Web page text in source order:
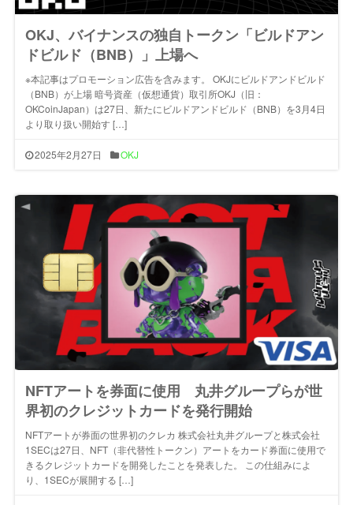
OKJ、バイナンスの独自トークン「ビルドアン
ドビルド（BNB）」上場へ
※本記事はプロモーション広告を含みます。 OKJにビルドアンドビルド
（BNB）が上場 暗号資産（仮想通貨）取引所OKJ（旧：
OKCoinJapan）は27日、新たにビルドアンドビルド（BNB）を3月4日
より取り扱い開始す […]
2025年2月27日 OKJ
NFTアートを券面に使用 丸井グループらが世
界初のクレジットカードを発行開始
NFTアートが券面の世界初のクレカ 株式会社丸井グループと株式会社
1SECは27日、NFT（非代替性トークン）アートをカード券面に使用で
きるクレジットカードを開発したことを発表した。 この仕組みによ
り、1SECが展開する […]